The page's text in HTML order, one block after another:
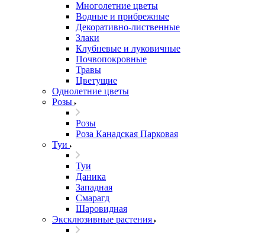
Многолетние цветы
Водные и прибрежные
Декоративно-лиственные
Злаки
Клубневые и луковичные
Почвопокровные
Травы
Цветущие
Однолетние цветы
Розы
Розы
Роза Канадская Парковая
Туи
Туи
Даника
Западная
Смарагд
Шаровидная
Эксклюзивные растения